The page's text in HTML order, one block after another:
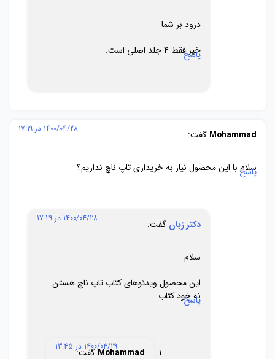
درود بر شما
خیر فقط 4 جلد اصلی است.
پاسخ
Mohammad گفت: 1400/04/28 در 17:19
سلام با این محصول نیاز به خریداری تاپ ناچ نداریم؟
پاسخ
دکتر زبان گفت: 1400/04/28 در 17:29
سلام
این محصول ویدئوهای کتاب تاپ ناچ هستن
نه خود کتاب
پاسخ
Mohammadگفت:1400/04/29 در 13:45